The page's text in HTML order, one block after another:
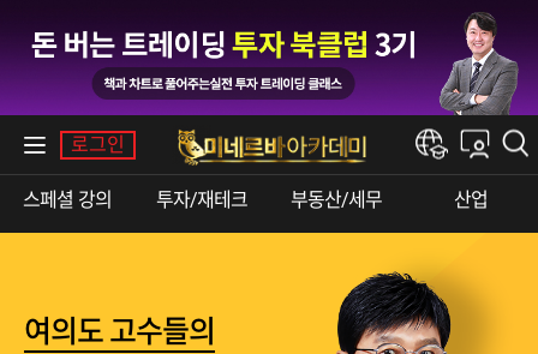
로그인
스페셜 강의 투자/재테크 부동산/세무 산업
한경e아카데미
내강의실
여의도 고수들의